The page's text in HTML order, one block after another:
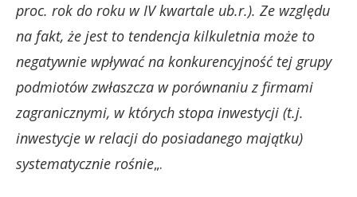
proc. rok do roku w IV kwartale ub.r.). Ze względu
na fakt, że jest to tendencja kilkuletnia może to
negatywnie wpływać na konkurencyjność tej grupy
podmiotów zwłaszcza w porównaniu z firmami
zagranicznymi, w których stopa inwestycji (t.j.
inwestycje w relacji do posiadanego majątku)
systematycznie rośnie„.